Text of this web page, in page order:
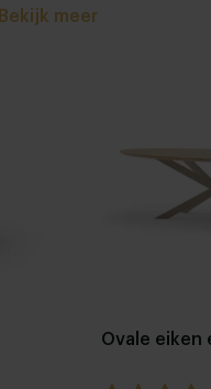
Bekijk meer
Ovale eiken